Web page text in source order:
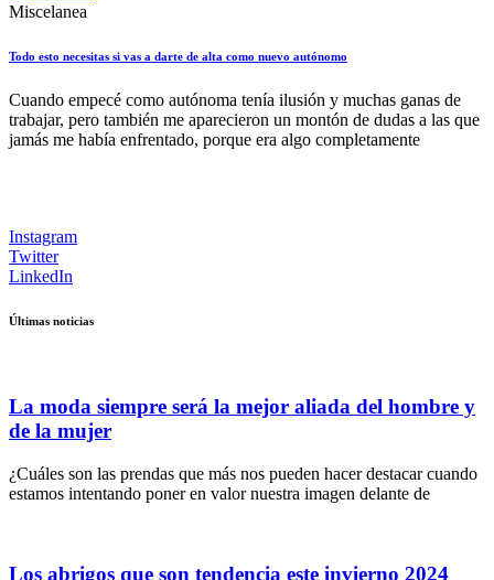
Miscelanea
Todo esto necesitas si vas a darte de alta como nuevo autónomo
Cuando empecé como autónoma tenía ilusión y muchas ganas de
trabajar, pero también me aparecieron un montón de dudas a las que
jamás me había enfrentado, porque era algo completamente
Instagram
Twitter
LinkedIn
Últimas noticias
La moda siempre será la mejor aliada del hombre y
de la mujer
¿Cuáles son las prendas que más nos pueden hacer destacar cuando
estamos intentando poner en valor nuestra imagen delante de
Los abrigos que son tendencia este invierno 2024